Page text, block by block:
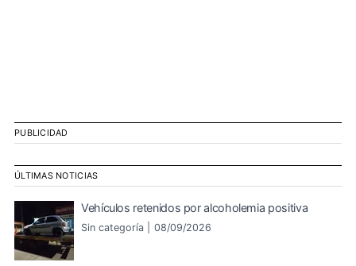
PUBLICIDAD
ÚLTIMAS NOTICIAS
Vehículos retenidos por alcoholemia positiva
Sin categoría | 08/09/2026